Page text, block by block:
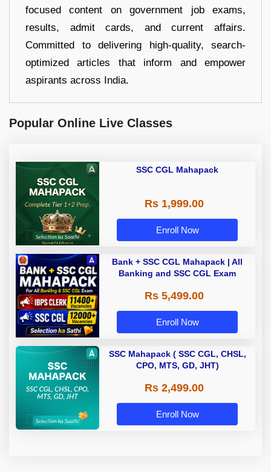
focused content on government job exams,
results, admit cards, and current affairs.
Committed to delivering high-quality, search-
optimized articles that inform and empower
aspirants across India.
Popular Online Live Classes
SSC CGL Mahapack
Rs 1,999.00
Enroll Now
Bank + SSC CGL Mahapack | All
Banking and SSC CGL Exam
Rs 5,499.00
Enroll Now
SSC Mahapack ( SSC CGL, CHSL,
CPO, MTS, GD, JHT)
Rs 2,499.00
Enroll Now